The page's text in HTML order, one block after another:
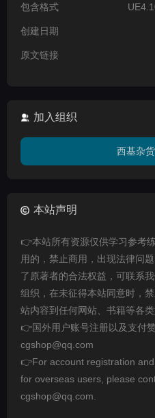
包含格式
创建日期
原文链接
加入组织
西基杂
本站声明
👉本站所有资源仅供学习参考
用的，禁止商用，出现法律问
了原著者的合法权益，可联系
组织，在未征得本站同意时，
站内容到任何网站、书籍等各类
👉国外用户账号注册以及支付
cgshop@qq.com
👉For account registration
for overseas users, please
cgshop@qq.com.